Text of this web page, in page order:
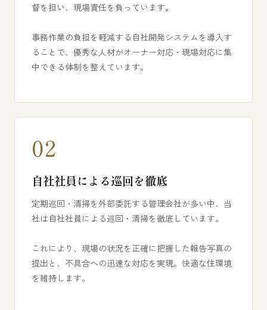
督を担い、現場責任を負っています。
事務作業の負担を軽減する自社開発システムを導入す
ることで、優秀な人材がオーナー対応・現場対応に集
中できる体制を整えています。
02
自社社員による巡回を徹底
定期巡回・清掃を外部委託する管理会社が多い中、当
社は自社社員による巡回・清掃を徹底しています。
これにより、現場の状況を正確に把握した報告写真の
提出と、不具合への迅速な対応を実現。快適な住環境
を維持します。